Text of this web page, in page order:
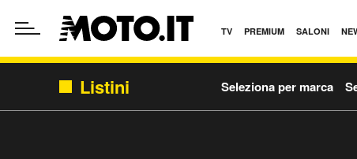
TV PREMIUM SALONI
Listini Seleziona per marca